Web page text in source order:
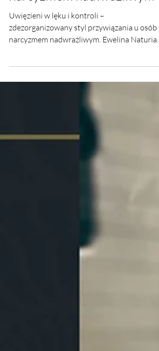
narcyzmem nadwrażliwym
Uwięzieni w lęku i kontroli –